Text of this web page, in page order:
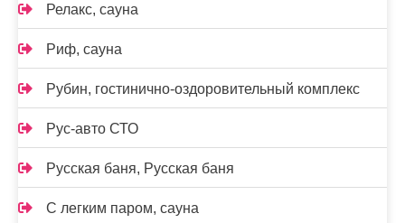
Релакс, сауна
Риф, сауна
Рубин, гостинично-оздоровительный комплекс
Рус-авто СТО
Русская баня, Русская баня
С легким паром, сауна